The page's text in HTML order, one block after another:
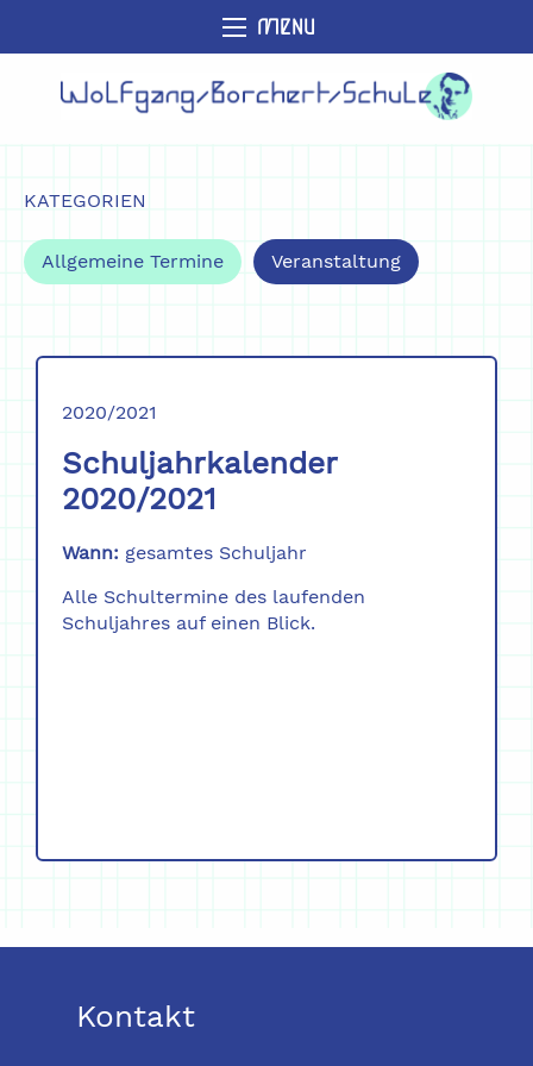
MENU
KATEGORIEN
Allgemeine Termine Veranstaltung
2020/2021
Schuljahrkalender
2020/2021
Wann: gesamtes Schuljahr
Alle Schultermine des laufenden
Schuljahres auf einen Blick.
Kontakt